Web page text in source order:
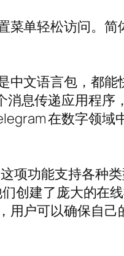
单轻松访问。
文语言包，都能
息传递应用程
在数字领
项功能支持各种
创建了庞大的在
户可以确保自